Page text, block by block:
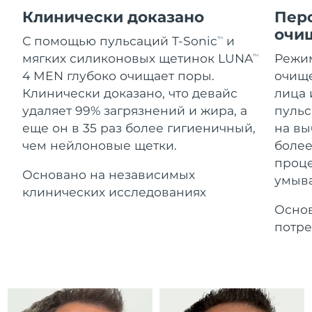
Клинически доказано
С помощью пульсаций T-SonicTM
и
мягких силиконовых щетинок LUNATM
4 MEN глубоко очищает поры.
Клинически доказано, что девайс
удаляет 99% загрязнений и жира, а
еще он в 35 раз более гигиеничный,
чем нейлоновые щетки.
Основано на независимых
клинических исследованиях
лица
на
18% PAP
Косметика Для мужчин
Купить
ПОДРОБНЕЕ
Гибралтар
Ожидаемая дата доставки
2026.08.14.
Греция
2026.08.10.
Гонконг (САР)
Ожидаемая дата доставки
Венгрия
Ожидаемая дата доставки
2026.08.10.
Исландия
Ожидаемая дата доставки
2026.08.11.
2026.08.08.
о-в Мэн
Ожидаемая дата доставки